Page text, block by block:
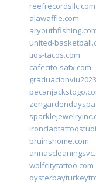
reefrecordsllc.com
alawaffle.com
united-
tios-tacos.com
cafecito-satx.com
bruinshome.com
wolfcitytattoo.com